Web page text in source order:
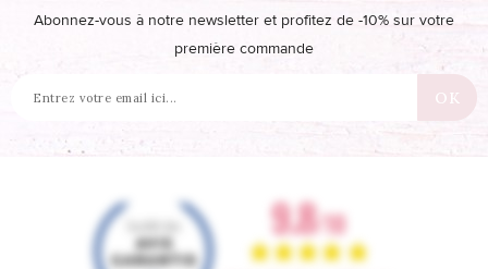
Abonnez-vous à notre newsletter et profitez de -10% sur votre
première commande